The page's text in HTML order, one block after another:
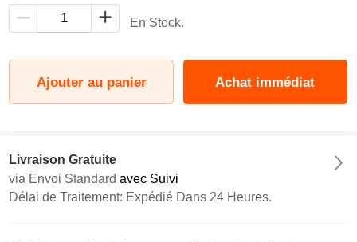
En Stock.
Ajouter au panier Achat immédiat
Livraison Gratuite
via Envoi Standard avec Suivi
Délai de Traitement: Expédié Dans 24 Heures.